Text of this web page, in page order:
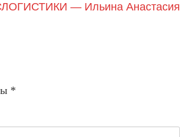
— Ильина Анастасия
*